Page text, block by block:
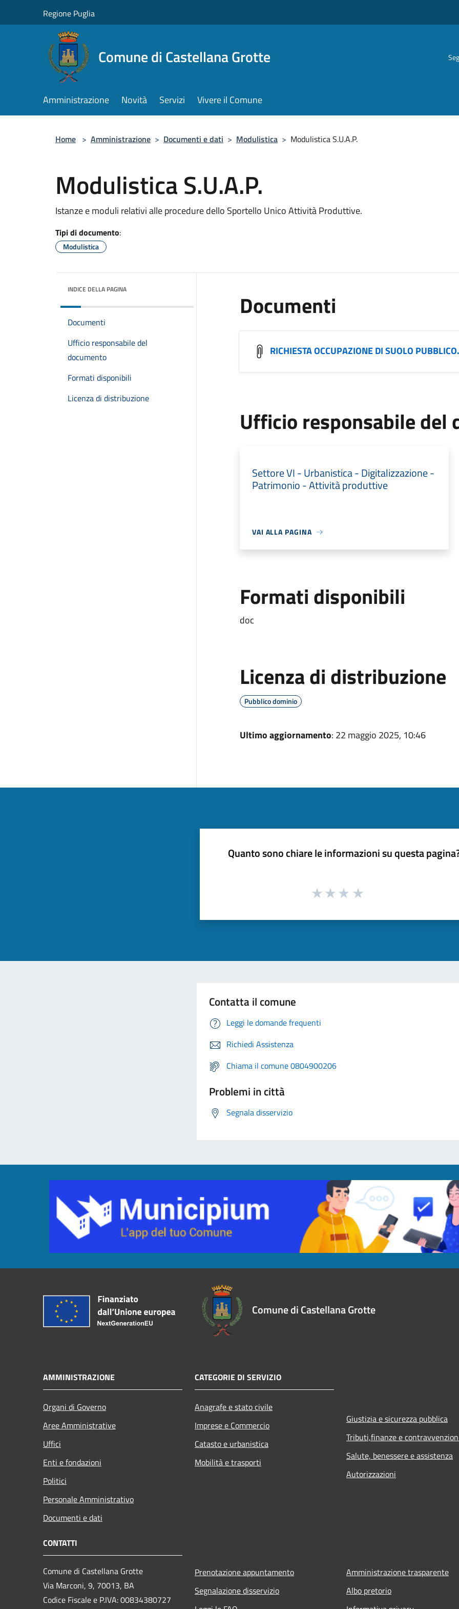
Regione Puglia
Comune di Castellana Grotte
Amministrazione Novità Servizi Vivere il Comune
Home > Amministrazione > Documenti e dati > Modulistica > Modulistica S.U.A.P.
Modulistica S.U.A.P.
Istanze e moduli relativi alle procedure dello Sportello Unico Attività Produttive.
Tipi di documento:
Modulistica
INDICE DELLA PAGINA
Documenti
Ufficio responsabile del
documento
Formati disponibili
Licenza di distribuzione
Documenti
RICHIESTA OCCUPAZIONE DI SUOLO
Ufficio responsabile del
Settore VI - Urbanistica - Digitalizzazione -
Patrimonio - Attività produttive
VAI ALLA PAGINA
Formati disponibili
doc
Licenza di distribuzione
Pubblico dominio
Ultimo aggiornamento: 22 maggio 2025, 10:46
Quanto sono chiare le informazioni su questa
Contatta il comune
Leggi le domande frequenti
Richiedi Assistenza
Chiama il comune 0804900206
Problemi in città
Segnala disservizio
Comune di Castellana Grotte
AMMINISTRAZIONE
Organi di Governo
Aree Amministrative
Uffici
Enti e fondazioni
Politici
Personale Amministrativo
Documenti e dati
CATEGORIE DI SERVIZIO
Anagrafe e stato civile
Imprese e Commercio
Catasto e urbanistica
Mobilità e trasporti
Giustizia e sicurezza pubblica
Tributi,finanze e
Salute, benessere e assistenza
Autorizzazioni
CONTATTI
Comune di Castellana Grotte
Via Marconi, 9, 70013, BA
Codice Fiscale e P.IVA: 00834380727
Prenotazione appuntamento
Segnalazione disservizio
Amministrazione trasparente
Albo pretorio